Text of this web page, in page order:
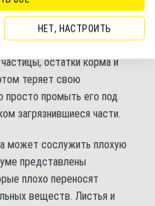
ценится также за
фильтра, на
остатки корма и
теряет свою
просто промыть его под
загрязнившиеся части.
может сослужить плохую
представлены
плохо переносят
веществ. Листья и
НЕТ, НАСТРОИТЬ